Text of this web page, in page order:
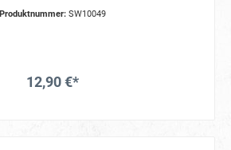
Produktnummer: SW10049
12,90 €*